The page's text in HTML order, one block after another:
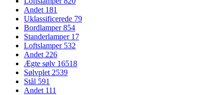
Andet 181
Uklassificerede 79
Bordlamper854
Standerlamper 17
Loftslamper 532
Andet 226
Ægte sølv 16518
Sølvplet 2539
Stål 591
Andet 111